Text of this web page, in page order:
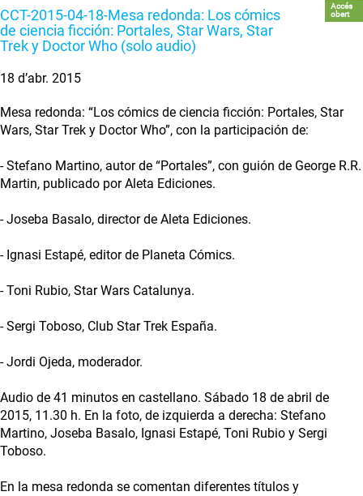
CCT-2015-04-18-Mesa redonda: Los cómics
de ciencia ficción: Portales, Star Wars, Star
Trek y Doctor Who (solo audio)
Accés
obert
18 d’abr. 2015
Mesa redonda: “Los cómics de ciencia ficción: Portales, Star
Wars, Star Trek y Doctor Who”, con la participación de:
- Stefano Martino, autor de “Portales”, con guión de George R.R.
Martin, publicado por Aleta Ediciones.
- Joseba Basalo, director de Aleta Ediciones.
- Ignasi Estapé, editor de Planeta Cómics.
- Toni Rubio, Star Wars Catalunya.
- Sergi Toboso, Club Star Trek España.
- Jordi Ojeda, moderador.
Audio de 41 minutos en castellano. Sábado 18 de abril de
2015, 11.30 h. En la foto, de izquierda a derecha: Stefano
Martino, Joseba Basalo, Ignasi Estapé, Toni Rubio y Sergi
Toboso.
En la mesa redonda se comentan diferentes títulos y